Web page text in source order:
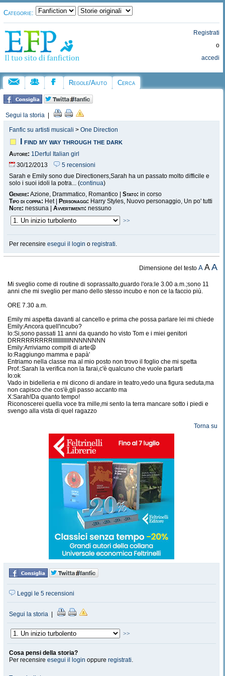
Categorie:
Registrati
o
accedi
Regole/Aiuto Cerca
Segui la storia
Fanfic su artisti musicali > One Direction
I find my way through the dark
Autore: 1Derful Italian girl
30/12/2013
5 recensioni
Sarah e Emily sono due Directioners,Sarah ha un passato molto difficile e
solo i suoi idoli la potra... (continua)
Genere: Azione, Drammatico, Romantico | Stato: in corso
Tipo di coppia: Het | Personaggi: Harry Styles, Nuovo personaggio, Un po' tutti
Note: nessuna | Avvertimenti: nessuno
>>
Per recensire esegui il login o registrati.
Dimensione del testoA AA
Mi sveglio come di routine di soprassalto,guardo l'ora:le 3.00 a.m.;sono 11
anni che mi sveglio per mano dello stesso incubo e non ce la faccio più.
ORE 7.30 a.m.
Emily mi aspetta davanti al cancello e prima che possa parlare lei mi chiede
Emily:Ancora quell'incubo?
Io:Si,sono passati 11 anni da quando ho visto Tom e i miei genitori
DRRRRRRRRRIIIIIIIIIIINNNNNNNN
Emily:Arriviamo compiti di arte😩
Io:Raggiungo mamma e papà'
Entriamo nella classe ma al mio posto non trovo il foglio che mi spetta
Prof.:Sarah la verifica non la farai,c'è qualcuno che vuole parlarti
Io:ok
Vado in bidelleria e mi dicono di andare in teatro,vedo una figura seduta,ma
non capisco che cos'è,gli passo accanto ma
X:Sarah!Da quanto tempo!
Riconoscerei quella voce tra mille,mi sento la terra mancare sotto i piedi e
svengo alla vista di quel ragazzo
Torna su
Leggi le 5 recensioni
Segui la storia
>>
Cosa pensi della storia?
Per recensire esegui il login oppure registrati.